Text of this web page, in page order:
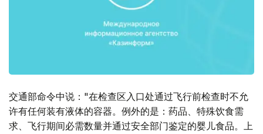
交通部命令中说："在检查区入口处通过飞行前检查时不允
许有任何装有液体的容器。例外的是：药品、特殊饮食需
求、飞行期间必需数量并通过安全部门鉴定的婴儿食品。上